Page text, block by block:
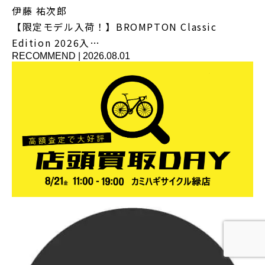
伊藤 祐次郎
【限定モデル入荷！】BROMPTON Classic
Edition 2026入…
RECOMMEND 2026.08.01